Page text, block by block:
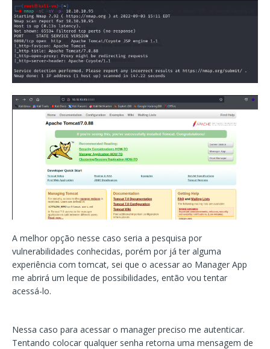
A melhor opção nesse caso seria a pesquisa por
vulnerabilidades conhecidas, porém por já ter alguma
experiência com tomcat, sei que o acessar ao Manager App
me abrirá um leque de possibilidades, então vou tentar
acessá-lo.
Nessa caso para acessar o manager preciso me autenticar.
Tentando colocar qualquer senha retorna uma mensagem de